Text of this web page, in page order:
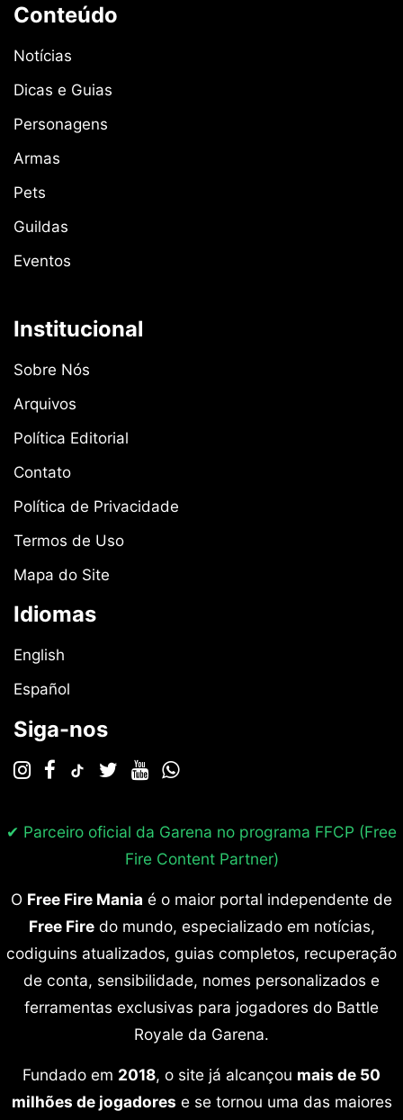
Conteúdo
Notícias
Dicas e Guias
Personagens
Armas
Pets
Guildas
Eventos
Institucional
Sobre Nós
Arquivos
Política Editorial
Contato
Política de Privacidade
Termos de Uso
Mapa do Site
Idiomas
English
Español
Siga-nos
✔ Parceiro oficial da Garena no programa FFCP (Free
Fire Content Partner)
O Free Fire Mania é o maior portal independente de
Free Firedo mundo, especializado em notícias,
codiguins atualizados, guias completos, recuperação
de conta, sensibilidade, nomes personalizados e
ferramentas exclusivas para jogadores do Battle
Royale da Garena.
Fundado em 2018, o site já alcançou mais de 50
milhões de jogadores e se tornou uma das maiores